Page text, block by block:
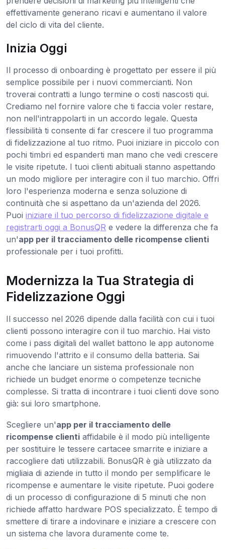
effettivamente generano ricavi e aumentano il valore
del ciclo di vita del cliente.
Inizia Oggi
Il processo di onboarding è progettato per essere il più
semplice possibile per i nuovi commercianti. Non
troverai contratti a lungo termine o costi nascosti qui.
Crediamo nel fornire valore che ti faccia voler restare,
non nell'intrappolarti in un accordo legale. Questa
flessibilità ti consente di far crescere il tuo programma
di fidelizzazione al tuo ritmo. Puoi iniziare in piccolo con
pochi timbri ed espanderti man mano che vedi crescere
le visite ripetute. I tuoi clienti abituali stanno aspettando
un modo migliore per interagire con il tuo marchio. Offri
loro l'esperienza moderna e senza soluzione di
continuità che si aspettano da un'azienda del 2026.
Puoi iniziare il tuo percorso di fidelizzazione digitale e
registrarti oggi a BonusQR e vedere la differenza che fa
un'app per il tracciamento delle ricompense clienti
professionale per i tuoi profitti.
Modernizza la Tua Strategia di
Fidelizzazione Oggi
Il successo nel 2026 dipende dalla facilità con cui i tuoi
clienti possono interagire con il tuo marchio. Hai visto
come i pass digitali del wallet battono le app autonome
rimuovendo l'attrito e il consumo della batteria. Sai
anche che lanciare un sistema professionale non
richiede un budget enorme o competenze tecniche
complesse. Si tratta di incontrare i tuoi clienti dove sono
già: sui loro smartphone.
Scegliere un'app per il tracciamento delle
ricompense clienti affidabile è il modo più intelligente
per sostituire le tessere cartacee smarrite e iniziare a
raccogliere dati utilizzabili. BonusQR è già utilizzato da
migliaia di aziende in tutto il mondo per semplificare le
ricompense e aumentare le visite ripetute. Puoi godere
di un processo di configurazione di 5 minuti che non
richiede affatto hardware POS specializzato. È tempo di
smettere di tirare a indovinare e iniziare a crescere con
un sistema che lavora duramente come te.